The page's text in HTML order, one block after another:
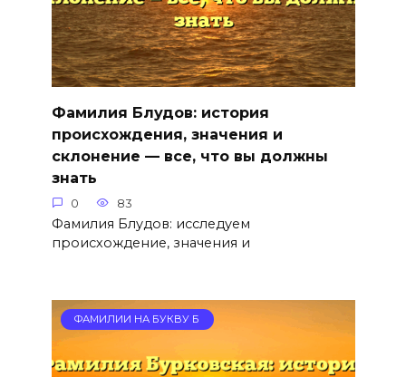
Фамилия Блудов: история
происхождения, значения и
склонение — все, что вы должны
знать
0 83
Фамилия Блудов: исследуем
происхождение, значения и
ФАМИЛИИ НА БУКВУ Б